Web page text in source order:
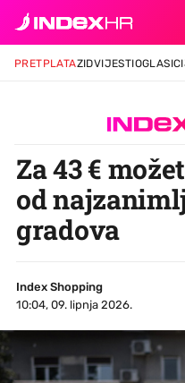
PRETPLATAZIDVIJESTIOGLASI
Za 43 €
od
gradova
Index Shopping
10:04, 09. lipnja 2026.